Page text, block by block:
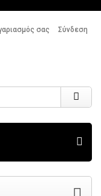
Σύνδεση
σας